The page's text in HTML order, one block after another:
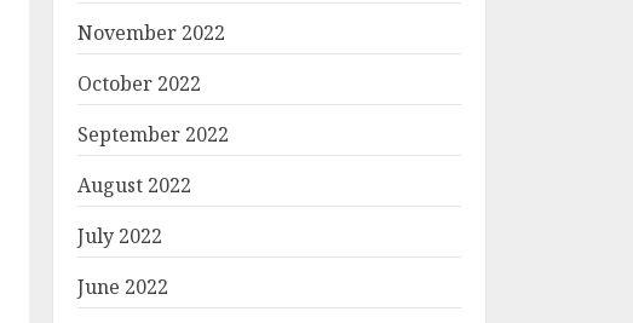
November 2022
October 2022
September 2022
August 2022
July 2022
June 2022